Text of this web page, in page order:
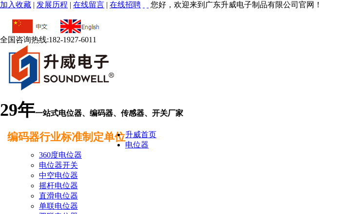
加入收藏 | 发展历程 | 在线留言 | 在线招聘 您好，欢迎来到广东升威电子制品有限公司官网！
全国咨询热线:182-1927-6011
29年一站式电位器、编码器、传感器、开关厂家
编码器行业标准制定单位升威首页
电位器
360度电位器
电位器开关
中空电位器
摇杆电位器
直滑电位器
单联电位器